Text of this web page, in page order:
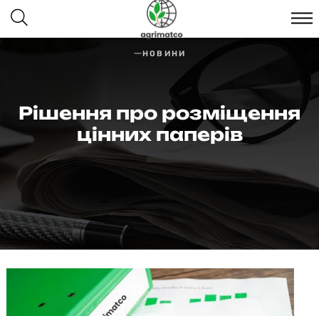
НОВИНИ
Рішення про розміщення
цінних паперів